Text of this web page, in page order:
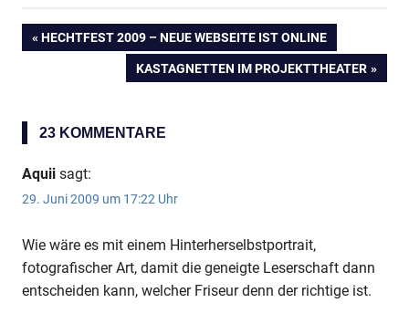
Beitragsnavigation
VORHERIGER
HECHTFEST 2009 – NEUE WEBSEITE IST ONLINE
NÄCHSTER
KASTAGNETTEN IM PROJEKTTHEATER
23 KOMMENTARE
Aquii sagt:
29. Juni 2009 um 17:22 Uhr
Wie wäre es mit einem Hinterherselbstportrait,
fotografischer Art, damit die geneigte Leserschaft dann
entscheiden kann, welcher Friseur denn der richtige ist.